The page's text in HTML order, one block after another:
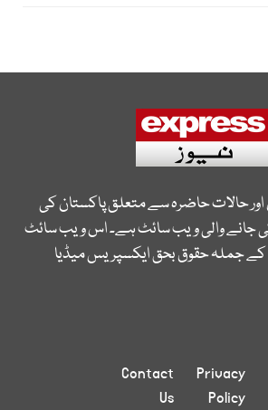
حالات حاضرہ سے متعلق پاکستان کی
جانے والی ویب سائٹ ہے۔ اس ویب سائٹ
کے جملہ حقوق بحق ایکسپریس میڈیا
Privacy
Policy
Contact
Us